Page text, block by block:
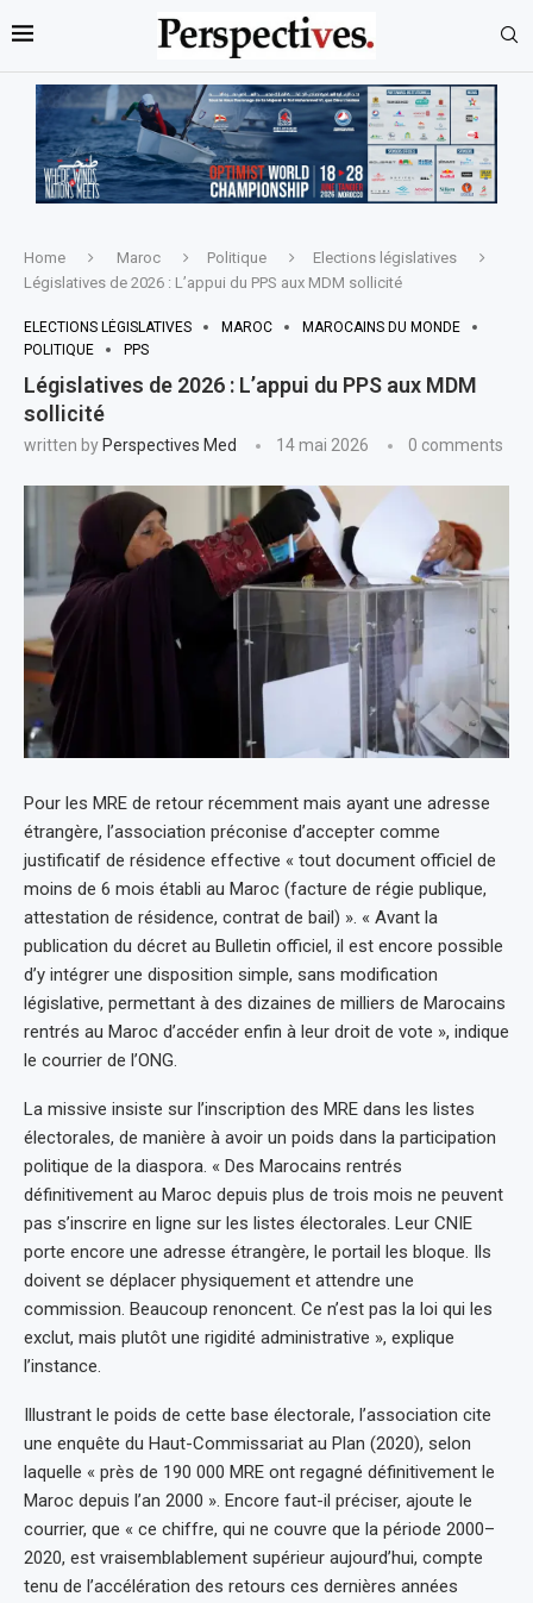
Home Maroc Politique
Elections législatives
Législatives de 2026 : L’appui du PPS aux MDM sollicité
ELECTIONS LÉGISLATIVES MAROC
MAROCAINS DU MONDE
POLITIQUE
PPS
Législatives de 2026 : L’appui du PPS aux MDM
sollicité
written by Perspectives Med 14 mai 2026 0 comments
Pour les MRE de retour récemment mais ayant une adresse
étrangère, l’association préconise d’accepter comme
justificatif de résidence effective « tout document officiel de
moins de 6 mois établi au Maroc (facture de régie publique,
attestation de résidence, contrat de bail) ». « Avant la
publication du décret au Bulletin officiel, il est encore possible
d’y intégrer une disposition simple, sans modification
législative, permettant à des dizaines de milliers de Marocains
rentrés au Maroc d’accéder enfin à leur droit de vote », indique
le courrier de l’ONG.
La missive insiste sur l’inscription des MRE dans les listes
électorales, de manière à avoir un poids dans la participation
politique de la diaspora. « Des Marocains rentrés
définitivement au Maroc depuis plus de trois mois ne peuvent
pas s’inscrire en ligne sur les listes électorales. Leur CNIE
porte encore une adresse étrangère, le portail les bloque. Ils
doivent se déplacer physiquement et attendre une
commission. Beaucoup renoncent. Ce n’est pas la loi qui les
exclut, mais plutôt une rigidité administrative », explique
l’instance.
Illustrant le poids de cette base électorale, l’association cite
une enquête du Haut-Commissariat au Plan (2020), selon
laquelle « près de 190 000 MRE ont regagné définitivement le
Maroc depuis l’an 2000 ». Encore faut-il préciser, ajoute le
courrier, que « ce chiffre, qui ne couvre que la période 2000–
2020, est vraisemblablement supérieur aujourd’hui, compte
tenu de l’accélération des retours ces dernières années